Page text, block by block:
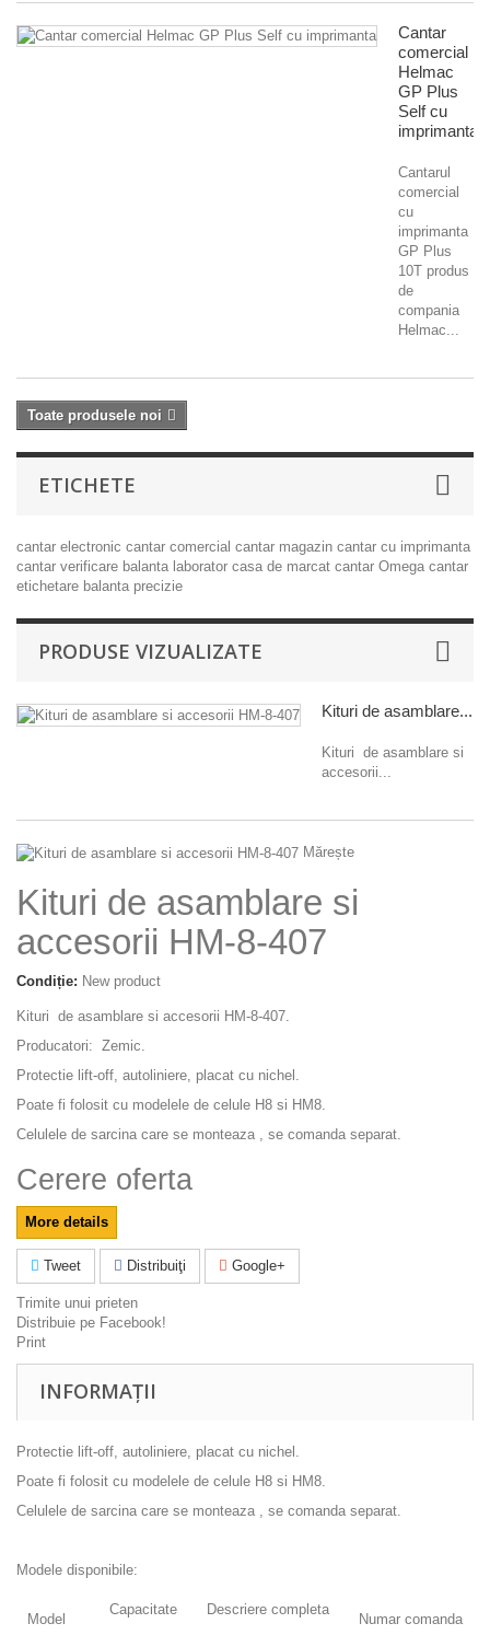
Cantar
comercial
Helmac
GP Plus
Self cu
imprimanta
Cantarul
comercial
cu
imprimanta
GP Plus
10T produs
de
compania
Helmac...
Toate produsele noi
ETICHETE
cantar electronic cantar comercial cantar magazin cantar cu imprimanta
cantar verificare balanta laborator casa de marcat cantar Omega cantar
etichetare balanta precizie
PRODUSE VIZUALIZATE
Kituri de asamblare...
Kituri de asamblare si
accesorii...
Mărește
Kituri de asamblare si
accesorii HM-8-407
Condiție: New product
Kituri de asamblare si accesorii HM-8-407.
Producatori: Zemic.
Protectie lift-off, autoliniere, placat cu nichel.
Poate fi folosit cu modelele de celule H8 si HM8.
Celulele de sarcina care se monteaza , se comanda separat.
Cerere oferta
More details
Tweet Distribuiţi Google+
Trimite unui prieten
Distribuie pe Facebook!
Print
INFORMAȚII
Protectie lift-off, autoliniere, placat cu nichel.
Poate fi folosit cu modelele de celule H8 si HM8.
Celulele de sarcina care se monteaza , se comanda separat.
Modele disponibile:
Model
Capacitate Descriere completa
Numar comanda